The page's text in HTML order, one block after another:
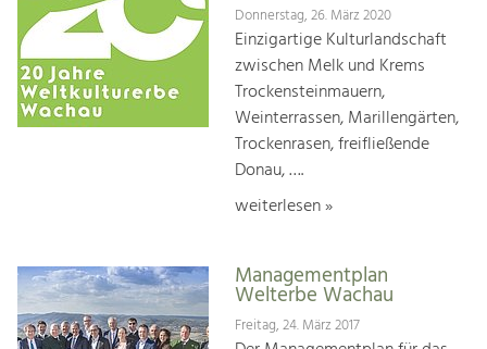
Donnerstag, 26. März 2020
Einzigartige Kulturlandschaft
zwischen Melk und Krems
Trockensteinmauern,
Weinterrassen, Marillengärten,
Trockenrasen, freifließende
Donau, ….
weiterlesen »
Managementplan
Welterbe Wachau
Freitag, 24. März 2017